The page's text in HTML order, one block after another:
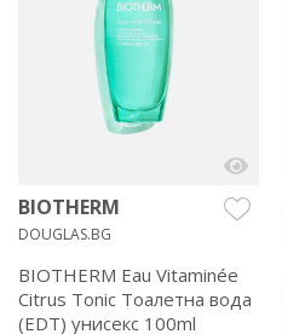
BIOTHERM
DOUGLAS.BG
BIOTHERM Eau Vitaminée
Citrus Tonic Тоалетна вода
(EDT) унисекс 100ml